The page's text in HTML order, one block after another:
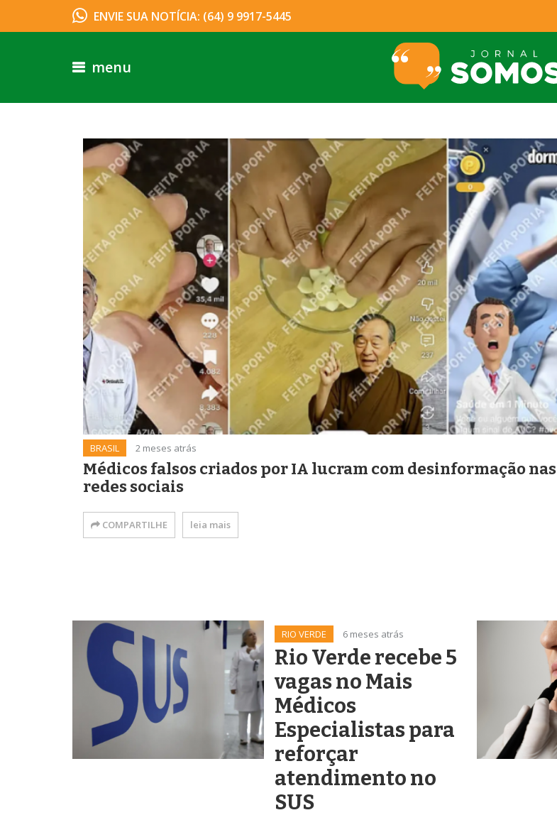
ENVIE SUA NOTÍCIA: (64) 9 9917-5445
menu
BRASIL 2 meses atrás
Médicos falsos criados por IA lucram com desinformação nas
redes sociais
COMPARTILHE leia mais
RIO VERDE 6 meses atrás
Rio Verde recebe 5
vagas no Mais
Médicos
Especialistas para
reforçar
atendimento no
SUS